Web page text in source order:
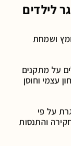
לילדים
ושמחת
על מתקנים
עצמי וחוסן
על פי
והתנסות